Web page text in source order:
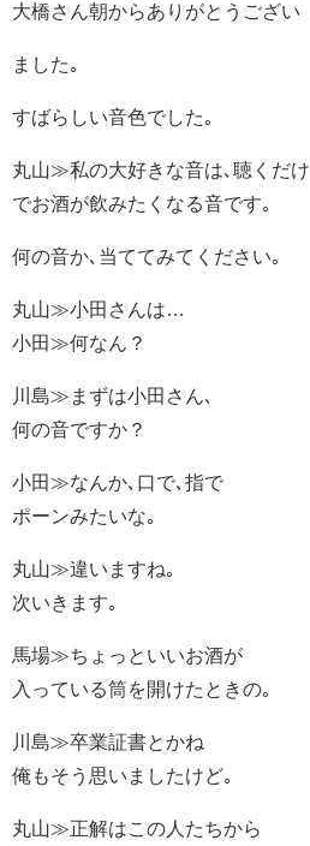
大橋さん朝からありがとうござい
ました｡
すばらしい音色でした｡
丸山≫私の大好きな音は､聴くだけ
でお酒が飲みたくなる音です｡
何の音か､当ててみてください｡
丸山≫小田さんは…
小田≫何なん？
川島≫まずは小田さん､
何の音ですか？
小田≫なんか､口で､指で
ポーンみたいな｡
丸山≫違いますね｡
次いきます｡
馬場≫ちょっといいお酒が
入っている筒を開けたときの｡
川島≫卒業証書とかね
俺もそう思いましたけど｡
丸山≫正解はこの人たちから